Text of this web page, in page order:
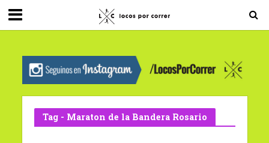
G-0X2PD3RFLV
Tag - Maraton de la Bandera Rosario